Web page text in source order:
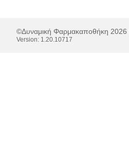
©Δυναμική Φαρμακαποθήκη 2026
Version: 1.20.10717